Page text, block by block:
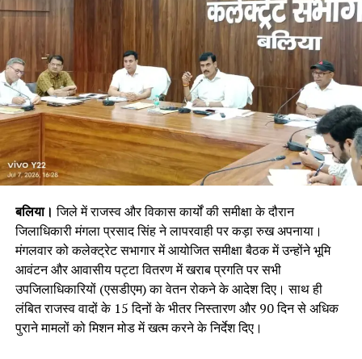
बलिया। जिले में राजस्व और विकास कार्यों की समीक्षा के दौरान
जिलाधिकारी मंगला प्रसाद सिंह ने लापरवाही पर कड़ा रुख अपनाया।
मंगलवार को कलेक्ट्रेट सभागार में आयोजित समीक्षा बैठक में उन्होंने भूमि
आवंटन और आवासीय पट्टा वितरण में खराब प्रगति पर सभी
उपजिलाधिकारियों (एसडीएम) का वेतन रोकने के आदेश दिए। साथ ही
लंबित राजस्व वादों के 15 दिनों के भीतर निस्तारण और 90 दिन से अधिक
पुराने मामलों को मिशन मोड में खत्म करने के निर्देश दिए।